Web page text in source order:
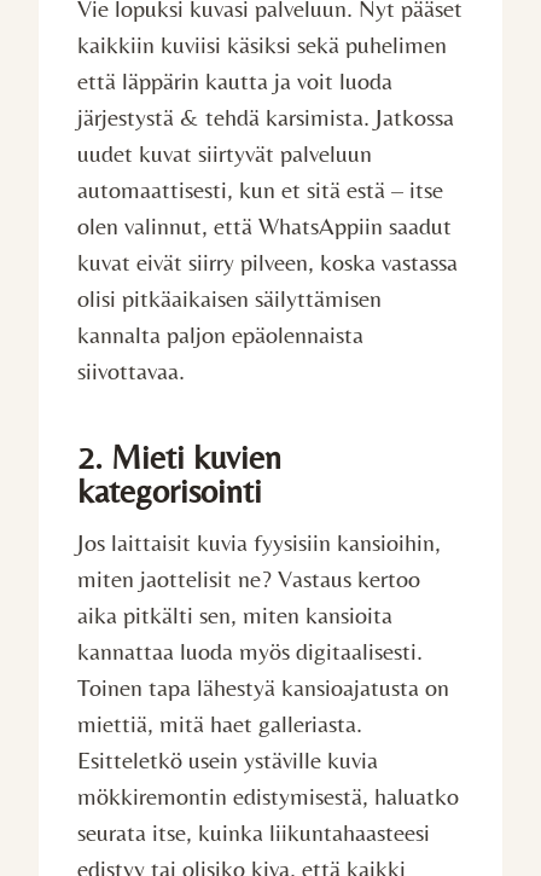
Vie lopuksi kuvasi palveluun. Nyt pääset
kaikkiin kuviisi käsiksi sekä puhelimen
että läppärin kautta ja voit luoda
järjestystä & tehdä karsimista. Jatkossa
uudet kuvat siirtyvät palveluun
automaattisesti, kun et sitä estä – itse
olen valinnut, että WhatsAppiin saadut
kuvat eivät siirry pilveen, koska vastassa
olisi pitkäaikaisen säilyttämisen
kannalta paljon epäolennaista
siivottavaa.
2. Mieti kuvien
kategorisointi
Jos laittaisit kuvia fyysisiin kansioihin,
miten jaottelisit ne? Vastaus kertoo
aika pitkälti sen, miten kansioita
kannattaa luoda myös digitaalisesti.
Toinen tapa lähestyä kansioajatusta on
miettiä, mitä haet galleriasta.
Esitteletkö usein ystäville kuvia
mökkiremontin edistymisestä, haluatko
seurata itse, kuinka liikuntahaasteesi
edistyy tai olisiko kiva, että kaikki